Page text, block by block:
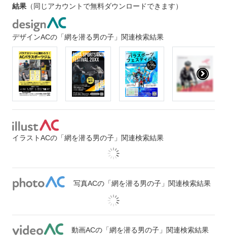
結果 （同じアカウントで無料ダウンロードできます）
デザインACの「網を潜る男の子」関連検索結果
イラストACの「網を潜る男の子」関連検索結果
写真ACの「網を潜る男の子」関連検索結果
動画ACの「網を潜る男の子」関連検索結果